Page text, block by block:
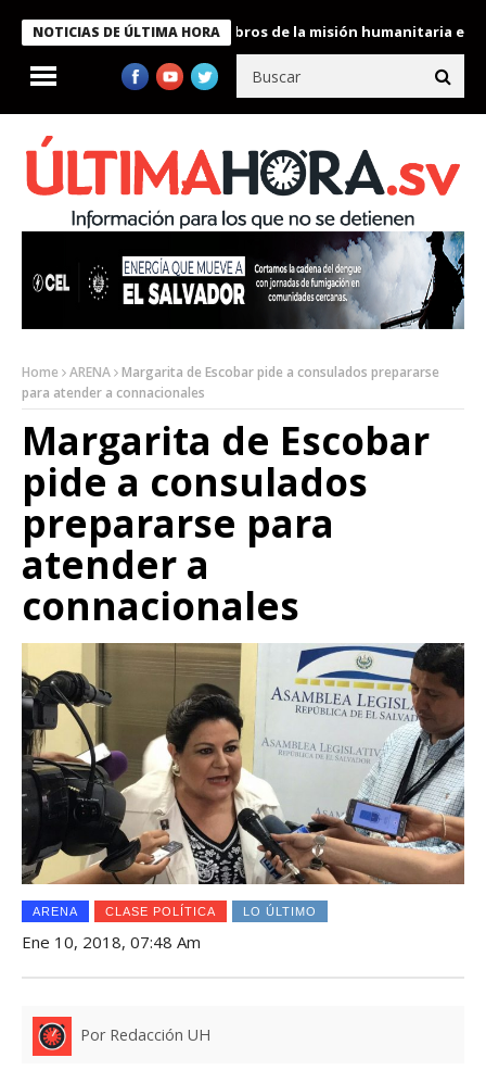
NOTICIAS DE ÚLTIMA HORA
Bukele condecora a miembros de la misión humanitaria enviada
Home ARENA Margarita de Escobar pide a consulados prepararse
para atender a connacionales
Margarita de Escobar
pide a consulados
prepararse para
atender a
connacionales
ARENA CLASE POLÍTICA LO ÚLTIMO
Ene 10, 2018, 07:48 Am
Por Redacción UH